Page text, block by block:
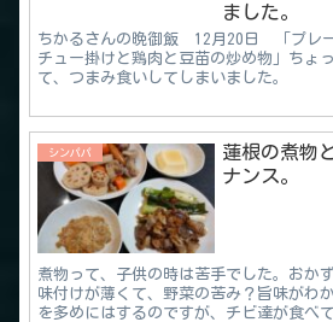
ました。
ちかるさんの晩御飯 12月20日 「プレ
チュー掛けと鶏肉と豆苗の炒め物」ちょ
て、つまみ食いしてしまいました。
シンパパ
蓮根の煮物
ナンス。
煮物って、子供の時は苦手でした。おか
味付けが薄くて、野菜の苦み？旨味がわ
を多めにはするのですが、チビ達が食べ